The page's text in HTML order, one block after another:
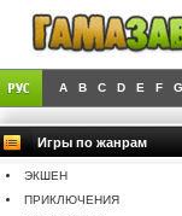
A B C D E F G
Игры по жанрам
ЭКШЕН
ПРИКЛЮЧЕНИЯ